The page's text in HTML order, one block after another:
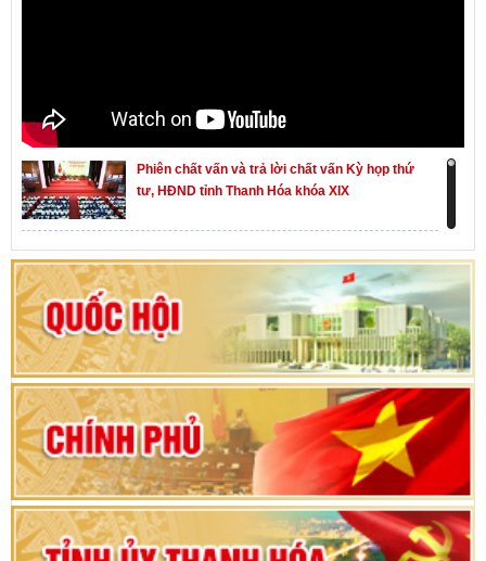
Phiên chất vấn và trả lời chất vấn Kỳ họp thứ
tư, HĐND tỉnh Thanh Hóa khóa XIX
Khai mạc kỳ họp thứ Nhất, Quốc hội khóa XVI
Hướng dẫn quy trình bỏ phiếu bầu cử ĐBQH
khoá XVI và đại biểu HĐND các cấp nhiệm kỳ
2026-2031
80 năm Quốc hội Việt Nam: vì lợi ích Nhân dân,
vì sự phát triển của đất nước
Bộ Chính trị duyệt nội dung Đại hội đại biểu
Đảng bộ tỉnh Thanh Hóa lần thứ XX, nhiệm kỳ
2025 - 2030